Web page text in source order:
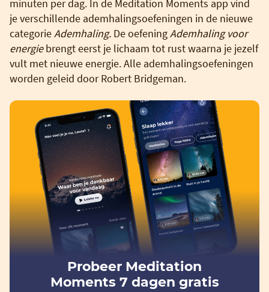
minuten per dag. In de Meditation Moments app vind
je verschillende ademhalingsoefeningen in de nieuwe
categorieAdemhaling. De oefeningAdemhaling voor
energiebrengt eerst je lichaam tot rust waarna je jezelf
vult met nieuwe energie. Alle ademhalingsoefeningen
worden geleid door Robert Bridgeman.
Probeer Meditation
Moments 7 dagen gratis